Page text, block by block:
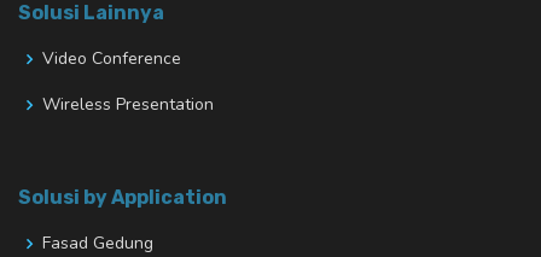
Solusi Lainnya
Video Conference
Wireless Presentation
Solusi by Application
Fasad Gedung